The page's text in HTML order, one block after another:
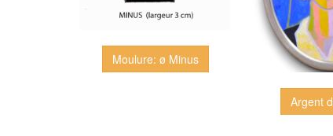
Moulure: ø Minus
Argent